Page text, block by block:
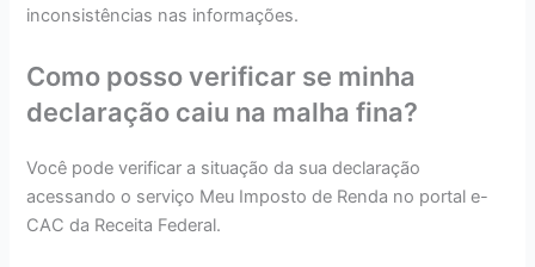
inconsistências nas informações.
Como posso verificar se minha
declaração caiu na malha fina?
Você pode verificar a situação da sua declaração
acessando o serviço Meu Imposto de Renda no portal e-
CAC da Receita Federal.